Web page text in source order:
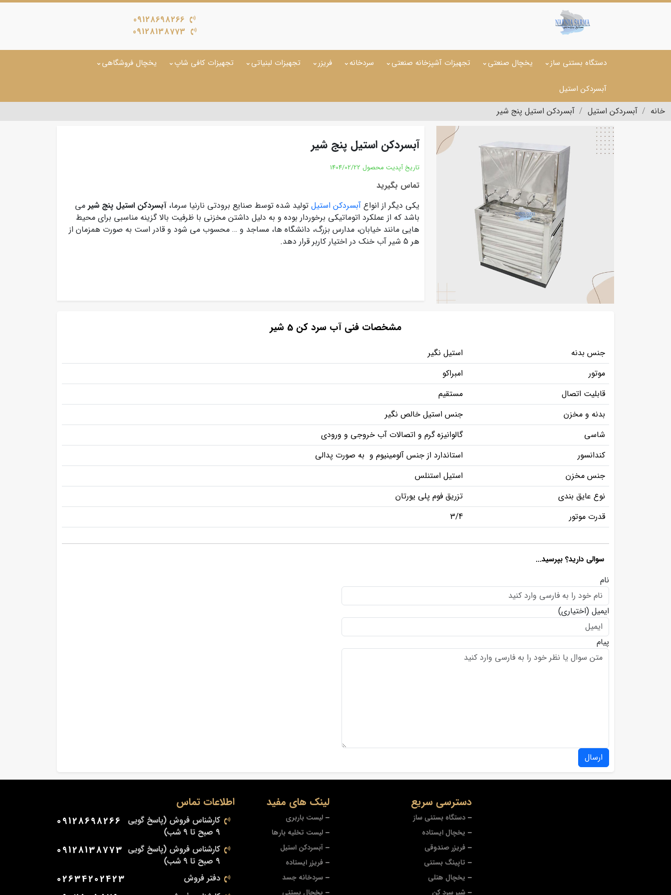
09128698266
09128138773
دستگاه بستنی ساز یخچال صنعتی تجهیزات آشپزخانه صنعتی سردخانه فریزر تجهیزات لبنیاتی تجهیزات کافی شاپ یخچال فروشگاهی
آبسردکن استیل
خانه آبسردکن استیل آبسردکن استیل پنج شیر
آبسردکن استیل پنج شیر
تاریخ آپدیت محصول 1404/02/22
تماس بگیرید
یکی دیگر از انواع آبسردکن استیل تولید شده توسط صنایع برودتی نارنیا سرما،آبسردکن استیل پنج شیر می
باشد که از عملکرد اتوماتیکی برخوردار بوده و به دلیل داشتن مخزنی با ظرفیت بالا گزینه مناسبی برای محیط
هایی مانند خیابان، مدارس بزرگ، دانشگاه ها، مساجد و … محسوب می شود و قادر است به صورت همزمان از
هر 5 شیر آب خنک در اختیار کاربر قرار دهد.
مشخصات فنی آب سرد کن 5 شیر
جنس بدنه
استیل نگیر
موتور
امبراکو
قابلیت اتصال
مستقیم
بدنه و مخزن
جنس استیل خالص نگیر
شاسی
گالوانیزه گرم و اتصالات آب خروجی و ورودی
کندانسور
استاندارد از جنس آلومینیوم و به صورت پدالی
جنس مخزن
استیل استنلس
نوع عایق بندی
تزریق فوم پلی یورتان
قدرت موتور
3/4
سوالی دارید؟ بپرسید...
نام
ایمیل (اختیاری)
پیام
ارسال
دسترسی سریع
دستگاه بستنی ساز
یخچال ایستاده
فریزر صندوقی
تاپینگ بستنی
یخچال هتلی
شیر سرد کن
لینک های مفید
لیست باربری
لیست تخلیه بارها
آبسردکن استیل
فریزر ایستاده
سردخانه جسد
یخچال بستنی
اطلاعات تماس
کارشناس فروش (پاسخ گویی
9 صبح تا 9 شب)
09128698266
کارشناس فروش (پاسخ گویی
9 صبح تا 9 شب)
09128138773
دفتر فروش 02634202423